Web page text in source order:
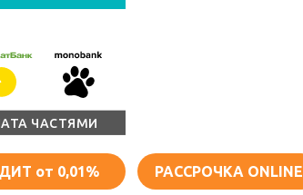
ЧАСТЯМИ
от 0,01% РАССРОЧКА ONLINE